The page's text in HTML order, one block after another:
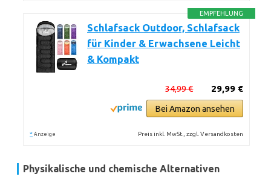
EMPFEHLUNG
Schlafsack Outdoor, Schlafsack
für Kinder & Erwachsene Leicht
& Kompakt
29,99 €
34,99 €
Bei Amazon ansehen
* Anzeige Preis inkl. MwSt., zzgl. Versandkosten
Physikalische und chemische Alternativen